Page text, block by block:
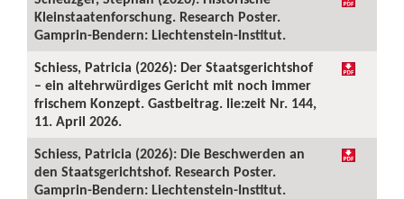
Kleinstaatenforschung. Research Poster.
Gamprin-Bendern: Liechtenstein-Institut.
Schiess, Patricia (2026): Der Staatsgerichtshof
– ein altehrwürdiges Gericht mit noch immer
frischem Konzept. Gastbeitrag. lie:zeit Nr. 144,
11. April 2026.
Schiess, Patricia (2026): Die Beschwerden an
den Staatsgerichtshof. Research Poster.
Gamprin-Bendern: Liechtenstein-Institut.